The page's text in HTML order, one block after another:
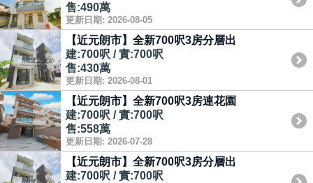
售:490萬
更新日期: 2026-08-05
【近元朗市】全新700呎3房分層出
建:700呎 / 實:700呎
售:430萬
更新日期: 2026-08-01
【近元朗市】全新700呎3房連花園
建:700呎 / 實:700呎
售:558萬
更新日期: 2026-07-28
【近元朗市】全新700呎3房分層出
建:700呎 / 實:700呎